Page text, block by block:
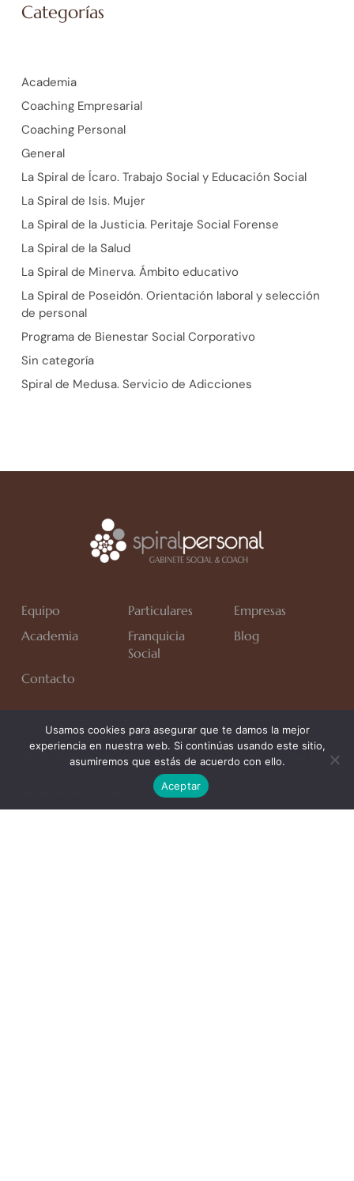
Categorías
Academia
Coaching Empresarial
Coaching Personal
General
La Spiral de Ícaro. Trabajo Social y Educación Social
La Spiral de Isis. Mujer
La Spiral de la Justicia. Peritaje Social Forense
La Spiral de la Salud
La Spiral de Minerva. Ámbito educativo
La Spiral de Poseidón. Orientación laboral y selección
de personal
Programa de Bienestar Social Corporativo
Sin categoría
Spiral de Medusa. Servicio de Adicciones
Equipo Particulares
Empresas
Academia
Franquicia
Social
Blog
Contacto
Avda. Rafa Verdú, Residencial Chapín II Fase, Bloque 6,
Jerez de la Frontera (Cádiz)
Usamos cookies para asegurar que te damos la mejor
experiencia en nuestra web. Si continúas usando este sitio,
asumiremos que estás de acuerdo con ello.
Aceptar